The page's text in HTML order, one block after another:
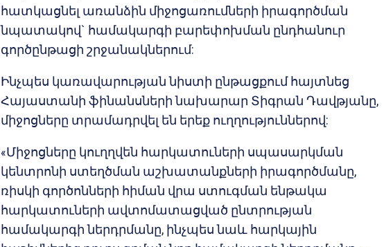
հատկացնել առանձին միջոցառումների իրագործման
նպատակով` համակարգի բարեփոխման ընդհանուր
գործընթացի շրջանակներում:
Ինչպես կառավարության նիստի ընթացքում հայտնեց
Հայաստանի ֆինանսների նախարար Տիգրան Դավթյանը,
միջոցները տրամադրվել են երեք ուղղություններով:
«Միջոցները կուղղվեն հարկատուների սպասարկման
կենտրոնի ստեղծման աշխատանքների իրագործմանը,
ռիսկի գործոնների հիման վրա ստուգման ենթակա
հարկատուների ավտոմատացված ընտրության
համակարգի ներդրմանը, ինչպես նաև հարկային